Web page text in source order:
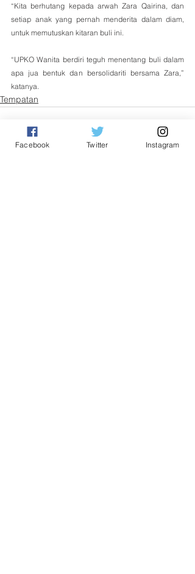
“Kita berhutang kepada arwah Zara Qairina, dan
setiap anak yang pernah menderita dalam diam,
untuk memutuskan kitaran buli ini.
“UPKO Wanita berdiri teguh menentang buli dalam
apa jua bentuk dan bersolidariti bersama Zara,”
katanya.
Tempatan
Facebook Twitter Instagram